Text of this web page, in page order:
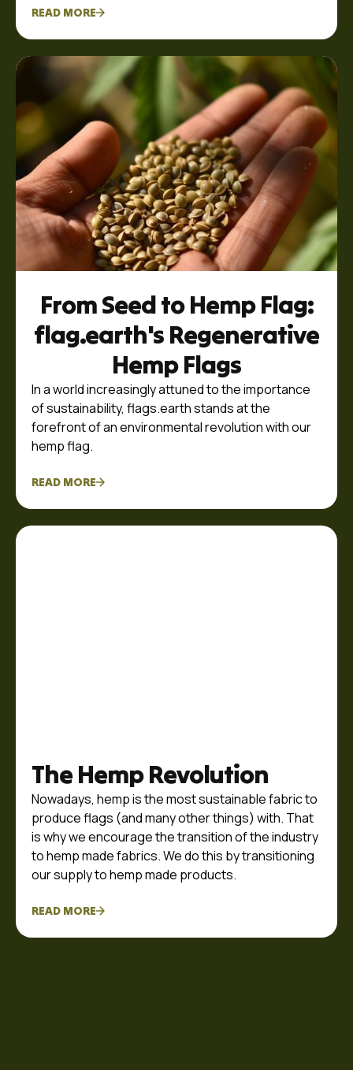
READ MORE
From Seed to Hemp Flag:
flag.earth's Regenerative
Hemp Flags
In a world increasingly attuned to the importance
of sustainability, flags.earth stands at the
forefront of an environmental revolution with our
hemp flag.
READ MORE
The Hemp Revolution
Nowadays, hemp is the most sustainable fabric to
produce flags (and many other things) with. That
is why we encourage the transition of the industry
to hemp made fabrics. We do this by transitioning
our supply to hemp made products.
READ MORE